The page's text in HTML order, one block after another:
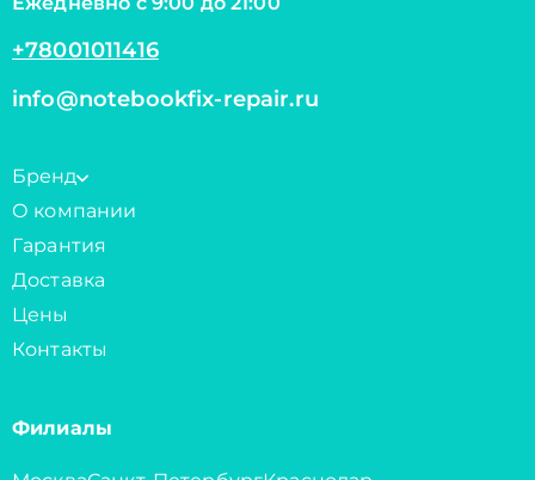
+78001011416
info@notebookfix-repair.ru
Бренд
О компании
Гарантия
Доставка
Цены
Контакты
Филиалы